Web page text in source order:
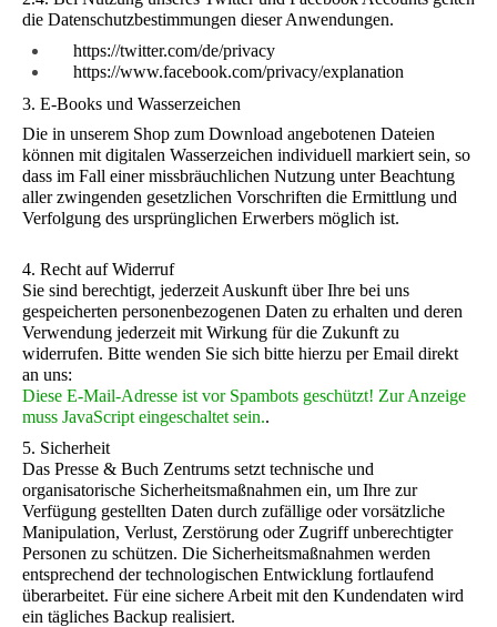
die Datenschutzbestimmungen dieser Anwendungen.
https://twitter.com/de/privacy
https://www.facebook.com/privacy/explanation
3. E-Books und Wasserzeichen
Die in unserem Shop zum Download angebotenen Dateien
können mit digitalen Wasserzeichen individuell markiert sein, so
dass im Fall einer missbräuchlichen Nutzung unter Beachtung
aller zwingenden gesetzlichen Vorschriften die Ermittlung und
Verfolgung des ursprünglichen Erwerbers möglich ist.
4. Recht auf Widerruf
Sie sind berechtigt, jederzeit Auskunft über Ihre bei uns
gespeicherten personenbezogenen Daten zu erhalten und deren
Verwendung jederzeit mit Wirkung für die Zukunft zu
widerrufen. Bitte wenden Sie sich bitte hierzu per Email direkt
an uns:
Diese E-Mail-Adresse ist vor Spambots geschützt! Zur Anzeige
muss JavaScript eingeschaltet sein..
5. Sicherheit
Das Presse & Buch Zentrums setzt technische und
organisatorische Sicherheitsmaßnahmen ein, um Ihre zur
Verfügung gestellten Daten durch zufällige oder vorsätzliche
Manipulation, Verlust, Zerstörung oder Zugriff unberechtigter
Personen zu schützen. Die Sicherheitsmaßnahmen werden
entsprechend der technologischen Entwicklung fortlaufend
überarbeitet. Für eine sichere Arbeit mit den Kundendaten wird
ein tägliches Backup realisiert.